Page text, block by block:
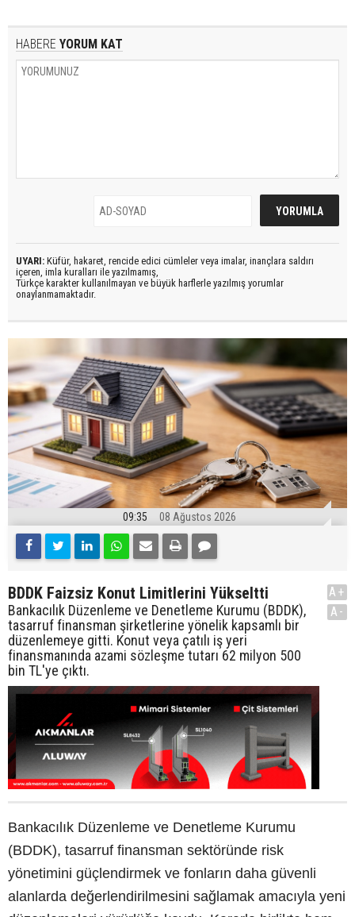
HABERE YORUM KAT
UYARI: Küfür, hakaret, rencide edici cümleler veya imalar, inançlara saldırı
içeren, imla kuralları ile yazılmamış,
Türkçe karakter kullanılmayan ve büyük harflerle yazılmış yorumlar
onaylanmamaktadır.
09:35 08 Ağustos 2026
BDDK Faizsiz Konut Limitlerini Yükseltti
Bankacılık Düzenleme ve Denetleme Kurumu (BDDK),
tasarruf finansman şirketlerine yönelik kapsamlı bir
düzenlemeye gitti. Konut veya çatılı iş yeri
finansmanında azami sözleşme tutarı 62 milyon 500
bin TL'ye çıktı.
A+
A-
Bankacılık Düzenleme ve Denetleme Kurumu
(BDDK), tasarruf finansman sektöründe risk
yönetimini güçlendirmek ve fonların daha güvenli
alanlarda değerlendirilmesini sağlamak amacıyla yeni